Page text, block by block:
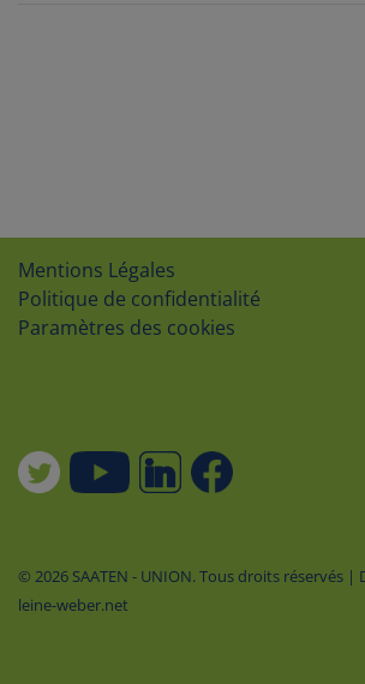
Mentions Légales
Politique de confidentialité
Paramètres des cookies
© 2026 SAATEN - UNION. Tous droits réservés |
leine-weber.net